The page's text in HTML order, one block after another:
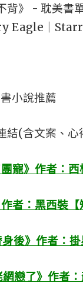
小說推薦
結(含文案、
寵》作者：
者：黑西裝
身後》作者：
戀了》作者